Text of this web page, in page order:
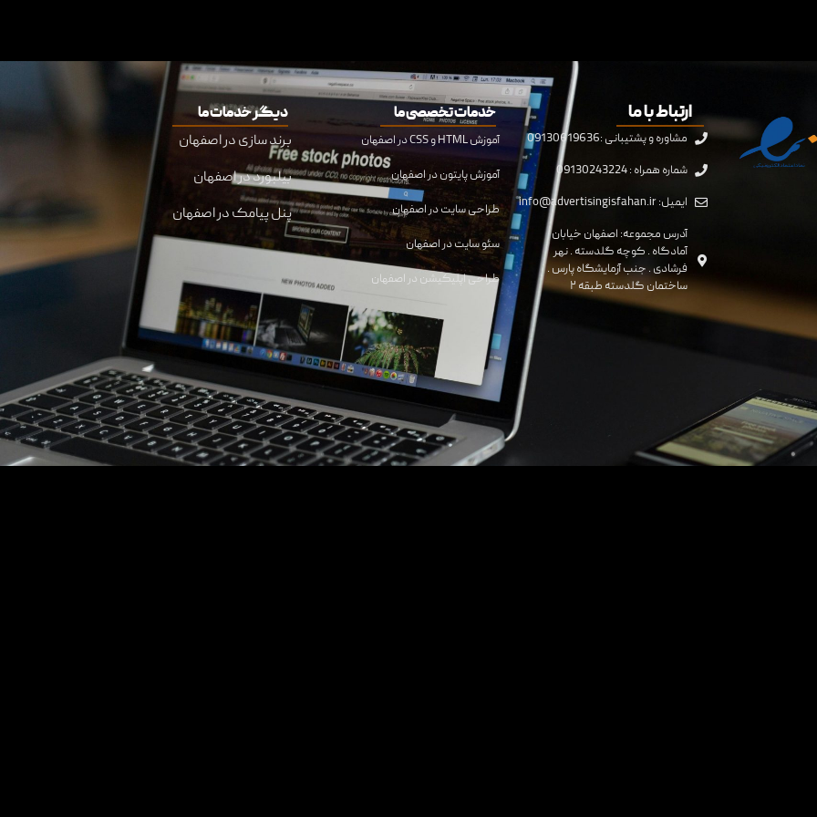
ارتباط با ما
مشاوره و پشتیبانی :09130619636
شماره همراه : 09130243224
ایمیل: info@advertisingisfahan.ir
آدرس مجموعه: اصفهان خیابان
آمادگاه . کوچه گلدسته . نهر
فرشادی . جنب آزمایشگاه پارس .
ساختمان گلدسته طبقه ۲
خدمات تخصصی ما
آموزش HTML و CSS در اصفهان
آموزش پایتون در اصفهان
طراحی سایت در اصفهان
سئو سایت در اصفهان
طراحی اپلیکیشن در اصفهان
دیگر خدمات ما
برند سازی در اصفهان
بیلبورد در اصفهان
پنل پیامک در اصفهان